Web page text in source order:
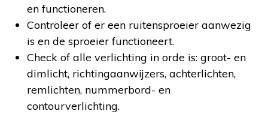
en functioneren.
Controleer of er een ruitensproeier aanwezig
is en de sproeier functioneert.
Check of alle verlichting in orde is: groot- en
dimlicht, richtingaanwijzers, achterlichten,
remlichten, nummerbord- en
contourverlichting.